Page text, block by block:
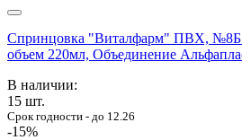
Спринцовка "Виталфарм" ПВХ, №8Б
объем 220мл, Объединение
В наличии:
15 шт.
Срок годности - до 12.26
-15%